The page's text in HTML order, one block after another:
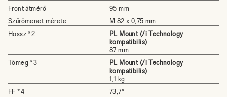
Front átmérő
95 mm
Szűrőmenet mérete
M 82 x 0,75 mm
Hossz *2
PL Mount (/i Technology
kompatibilis)
87 mm
Tömeg *3
PL Mount (/i Technology
kompatibilis)
1,1 kg
FF *4
73,7°